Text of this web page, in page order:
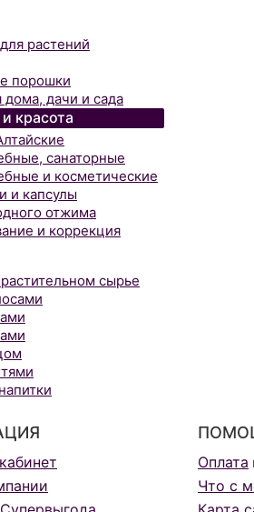
растений
порошки
дома, дачи и сада
красота
санаторные
и косметические
и капсулы
отжима
и коррекция
сырье
Оплата
Что с